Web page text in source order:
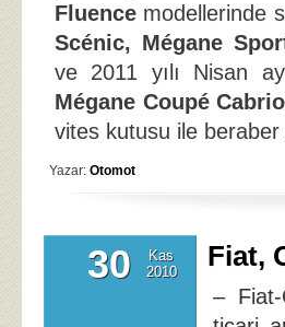
Fluence modellerinde
Scénic, Mégane
ve 2011 yılı Nisan
Mégane Coupé
vites kutusu ile beraber
Yazar: Otomot
30
Kas
2010
Fiat,
– Fiat-